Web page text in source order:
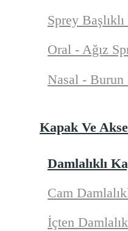
Sprey
Oral - Ağız
Nasal - Burun
Kapak Ve
Damlalıklı
Cam
İçten